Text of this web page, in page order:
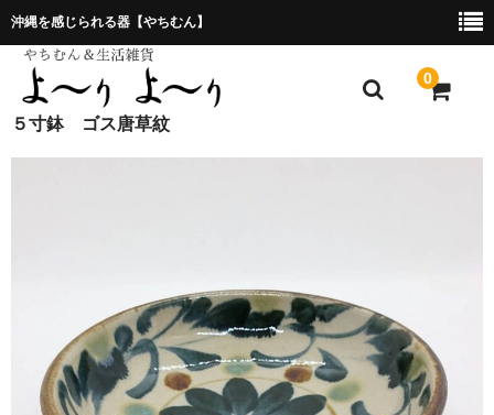
沖縄を感じられる器【やちむん】
0
５寸鉢 ゴス唐草紋